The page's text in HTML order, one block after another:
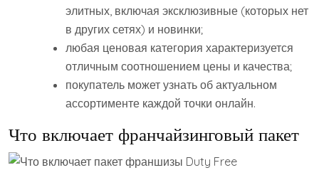
элитных, включая эксклюзивные (которых нет
в других сетях) и новинки;
любая ценовая категория характеризуется
отличным соотношением цены и качества;
покупатель может узнать об актуальном
ассортименте каждой точки онлайн.
Что включает франчайзинговый пакет